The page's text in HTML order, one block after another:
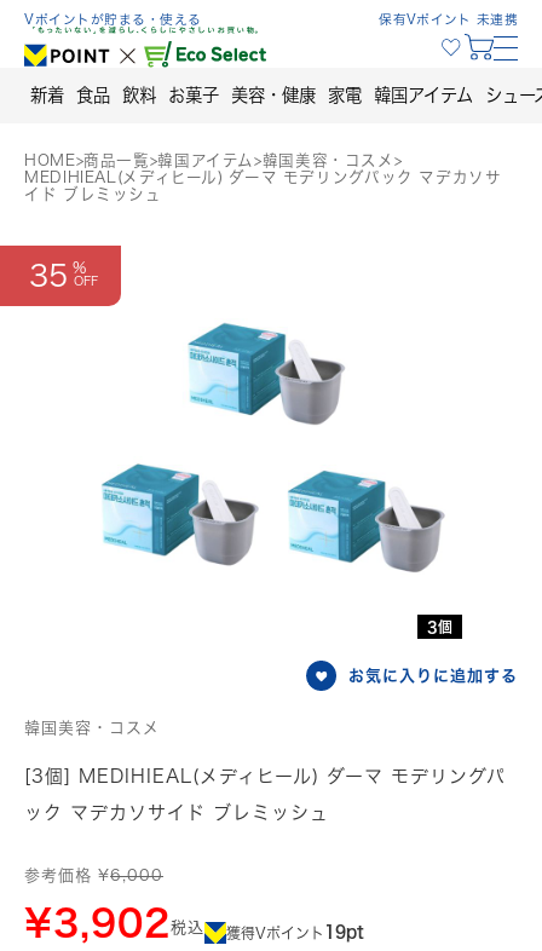
Skip
content
Vポイントが貯まる・使える 保有Vポイント 未連携
新着 食品 飲料 お菓子 美容・健康 家電 韓国アイテム シュー
HOME>商品一覧>韓国アイテム>韓国美容・コスメ >
MEDIHIEAL(メディヒール) ダーマ モデリングパック マデカソサ
イド ブレミッシュ
35
3個
お気に入りに追加する
韓国美容・コスメ
[3個] MEDIHIEAL(メディヒール) ダーマ モデリングパ
ック マデカソサイド ブレミッシュ
参考価格 ¥6,000
¥3,902税込 獲得Vポイント 19pt